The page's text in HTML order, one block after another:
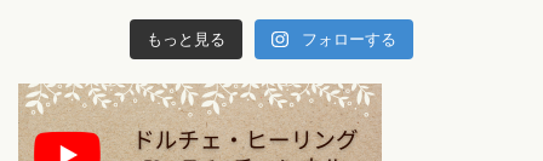
もっと見る フォローする